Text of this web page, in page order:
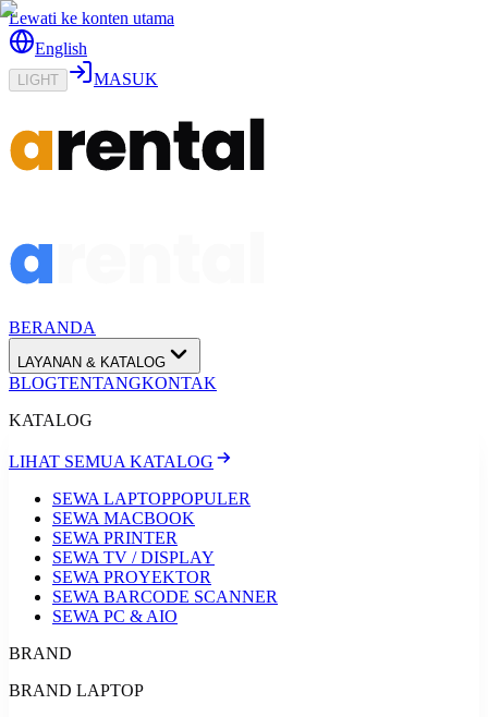
Lewati ke konten utama
English
LIGHT MASUK
BERANDA
LAYANAN & KATALOG
BLOGTENTANGKONTAK
KATALOG
LIHAT SEMUA KATALOG
SEWA LAPTOPPOPULER
SEWA MACBOOK
SEWA PRINTER
SEWA TV / DISPLAY
SEWA PROYEKTOR
SEWA BARCODE SCANNER
SEWA PC & AIO
BRAND
BRAND LAPTOP